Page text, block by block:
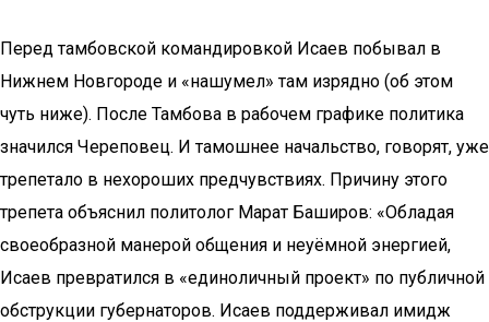
Перед тамбовской командировкой Исаев побывал в
Нижнем Новгороде и «нашумел» там изрядно (об этом
чуть ниже). После Тамбова в рабочем графике политика
значился Череповец. И тамошнее начальство, говорят, уже
трепетало в нехороших предчувствиях. Причину этого
трепета объяснил политолог Марат Баширов: «Обладая
свое­образной манерой общения и неуёмной энергией,
Исаев превратился в «единоличный проект» по публичной
обструкции губернаторов. Исаев поддерживал имидж